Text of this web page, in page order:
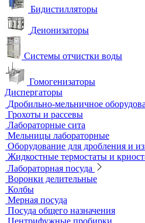
Бидистилляторы
Деионизаторы
Системы отчистки воды
Гомогенизаторы
Диспергаторы
Дробильно-мельничное
Грохоты и рассевы
Лабораторные сита
Мельницы лабораторные
Оборудование для дробления и
Жидкостные термостаты и
Лабораторная посуда
Воронки делительные
Колбы
Мерная посуда
Посуда общего назначения
Центрифужные пробирки